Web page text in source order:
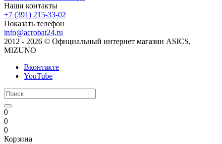
Наши контакты
+7 (391) 215-33-02
Показать телефон
info@acrobat24.ru
2012 - 2026 © Официальный интернет магазин ASICS,
MIZUNO
Вконтакте
YouTube
0
0
0
Корзина